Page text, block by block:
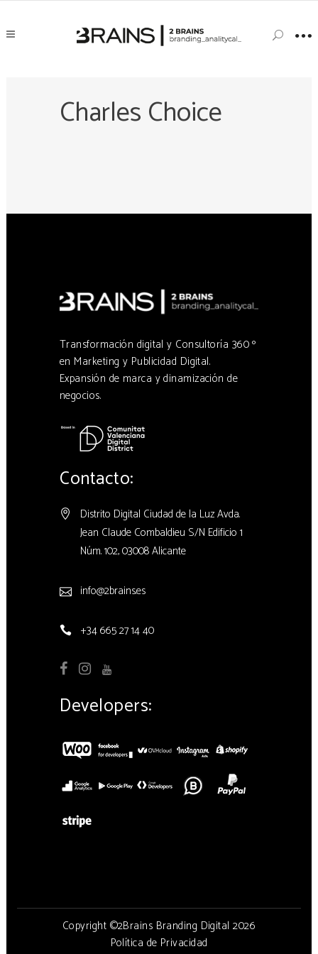
Charles Choice
Transformación digital y Consultoría 360 º
en Marketing y Publicidad Digital.
Expansión de marca y dinamización de
negocios.
Contacto:
Distrito Digital Ciudad de la Luz Avda.
Jean Claude Combaldieu S/N Edificio 1
Núm. 102, 03008 Alicante
info@2brains.es
+34 665 27 14 40
Developers:
Copyright ©2Brains Branding Digital 2026
Política de Privacidad